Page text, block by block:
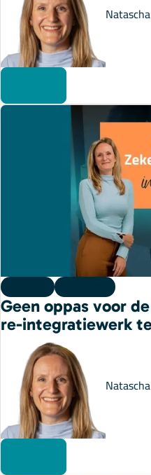
Geen oppas voor
re-integratiewerk